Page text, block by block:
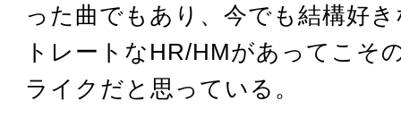
った曲でもあり、今でも結構好
トレートなHR/HMがあってこそ
ライクだと思っている。